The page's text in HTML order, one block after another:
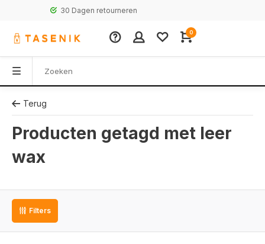
30 Dagen retourneren
0
Terug
Producten getagd met leer
wax
Filters